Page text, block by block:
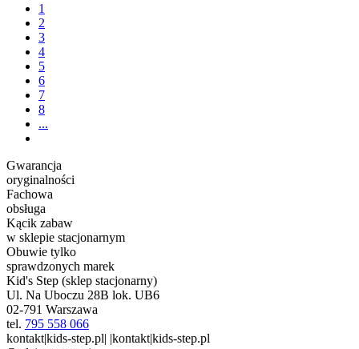
1
2
3
4
5
6
7
8
...
Gwarancja
oryginalności
Fachowa
obsługa
Kącik zabaw
w sklepie stacjonarnym
Obuwie tylko
sprawdzonych marek
Kid's Step (sklep stacjonarny)
Ul. Na Uboczu 28B lok. UB6
02-791 Warszawa
tel. 795 558 066
kontakt|kids-step.pl| |kontakt|kids-step.pl